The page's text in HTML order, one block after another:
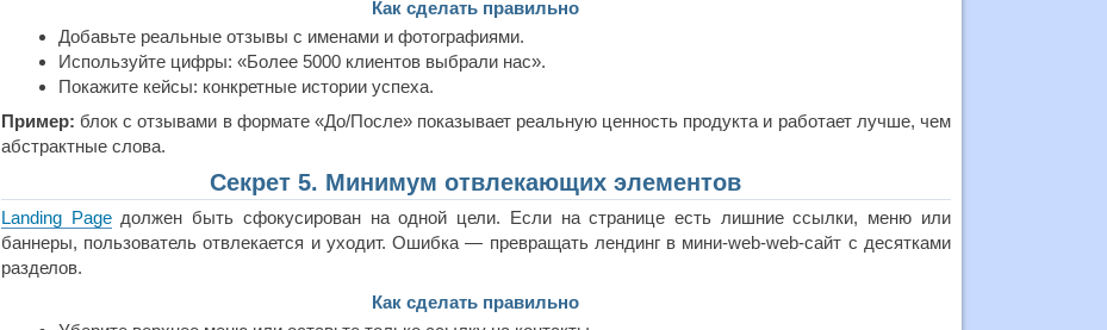
Как сделать правильно
Добавьте реальные отзывы с именами и фотографиями.
Используйте цифры: «Более 5000 клиентов выбрали нас».
Покажите кейсы: конкретные истории успеха.
Пример: блок с отзывами в формате «До/После» показывает реальную ценность продукта и работает лучше, чем
абстрактные слова.
Секрет 5. Минимум отвлекающих элементов
Landing Pageдолжен быть сфокусирован на одной цели. Если на странице есть лишние ссылки, меню или
баннеры, пользователь отвлекается и уходит. Ошибка — превращать лендинг в мини-web-web-сайт с десятками
разделов.
Как сделать правильно